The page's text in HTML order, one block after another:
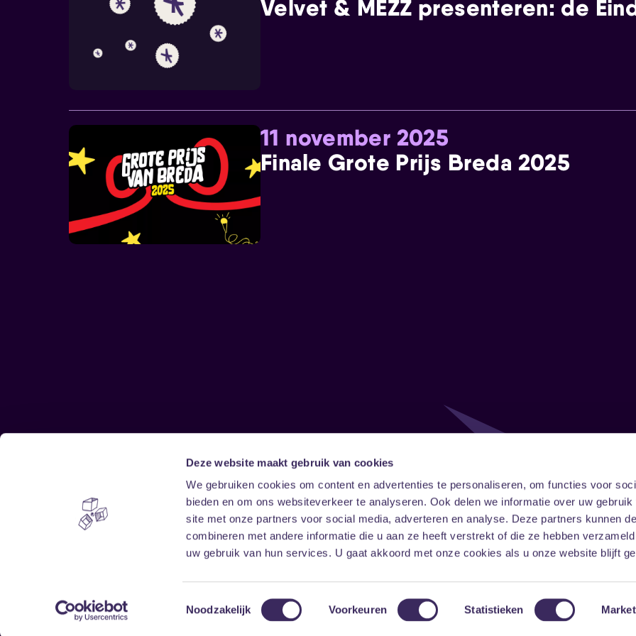
Deze website maakt gebruik van cookies
We gebruiken cookies om content en advertenties te personaliseren, om functies voor
bieden en om ons websiteverkeer te analyseren. Ook delen we informatie over uw gebruik
site met onze partners voor social media, adverteren en analyse. Deze partners kunnen
combineren met andere informatie die u aan ze heeft verstrekt of die ze hebben
uw gebruik van hun services. U gaat akkoord met onze cookies als u onze website blijft
Toestemmingsselectie
Noodzakelijk Voorkeuren Statistieken
Velvet & MEZZ presenteren: de
11 november 2025
Finale Grote Prijs Breda 2025
Home
Vrijwilligers
Disclaimer
Toegankelijkheid
Privacy & cookies
Follow
FacebookInstagramLinkedIn
Onze